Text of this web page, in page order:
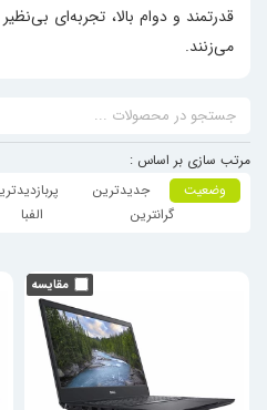
قدرتمند و دوام بالا، تجربه‌ای
می‌زنند.
مرتب سازی بر اساس :
وضعیت
جدیدترین
گرانترین
الفبا